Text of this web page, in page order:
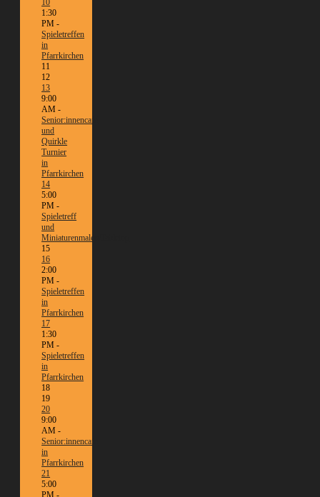
10
1:30
PM -
Spieletreffen
in
Pfarrkirchen
11
12
13
9:00
AM -
Senior:innencafé
und
Quirkle
Turnier
in
Pfarrkirchen
14
5:00
PM -
Spieletreff
und
Miniaturenmalen/Tabletop
15
16
2:00
PM -
Spieletreffen
in
Pfarrkirchen
17
1:30
PM -
Spieletreffen
in
Pfarrkirchen
18
19
20
9:00
AM -
Senior:innencafé
in
Pfarrkirchen
21
5:00